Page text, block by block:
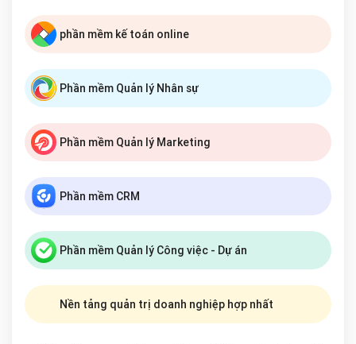
phần mềm kế toán online
Phần mềm Quản lý Nhân sự
Phần mềm Quản lý Marketing
Phần mềm CRM
Phần mềm Quản lý Công việc - Dự án
Nền tảng quản trị doanh nghiệp hợp nhất